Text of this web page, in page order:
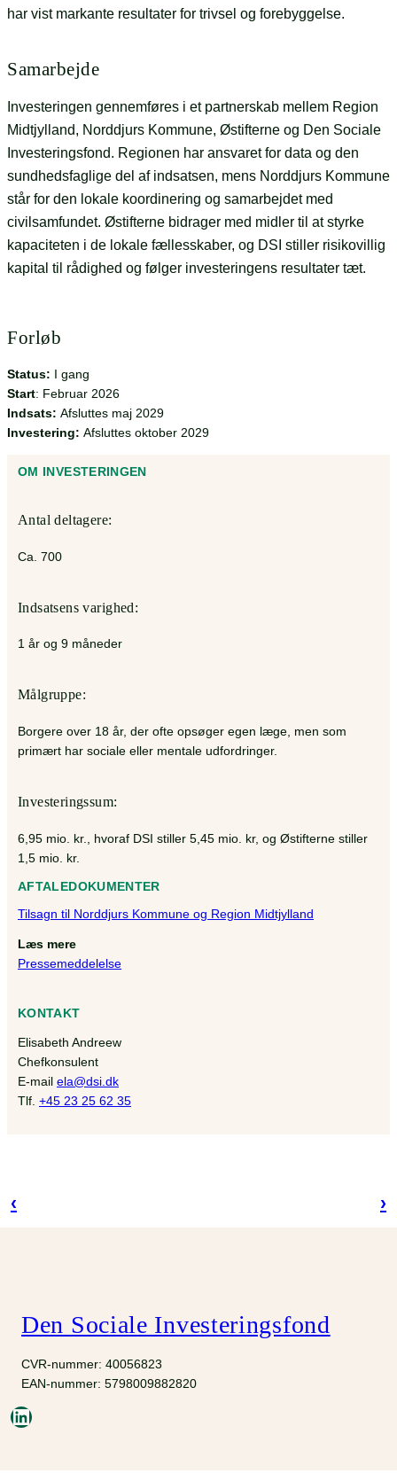
har vist markante resultater for trivsel og forebyggelse.
Samarbejde
Investeringen gennemføres i et partnerskab mellem Region
Midtjylland, Norddjurs Kommune, Østifterne og Den Sociale
Investeringsfond. Regionen har ansvaret for data og den
sundhedsfaglige del af indsatsen, mens Norddjurs Kommune
står for den lokale koordinering og samarbejdet med
civilsamfundet. Østifterne bidrager med midler til at styrke
kapaciteten i de lokale fællesskaber, og DSI stiller risikovillig
kapital til rådighed og følger investeringens resultater tæt.
Forløb
Status: I gang
Start: Februar 2026
Indsats: Afsluttes maj 2029
Investering: Afsluttes oktober 2029
OM INVESTERINGEN
Antal deltagere:
Ca. 700
Indsatsens varighed:
1 år og 9 måneder
Målgruppe:
Borgere over 18 år, der ofte opsøger egen læge, men som
primært har sociale eller mentale udfordringer.
Investeringssum:
6,95 mio. kr., hvoraf DSI stiller 5,45 mio. kr, og Østifterne stiller
1,5 mio. kr.
AFTALEDOKUMENTER
Tilsagn til Norddjurs Kommune og Region Midtjylland
Læs mere
Pressemeddelelse
KONTAKT
Elisabeth Andreew
Chefkonsulent
E-mail ela@dsi.dk
Tlf. +45 23 25 62 35
‹ ›
Den Sociale Investeringsfond
CVR-nummer: 40056823
EAN-nummer: 5798009882820
LinkedIn